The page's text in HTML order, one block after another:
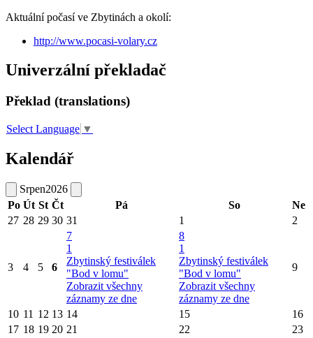
Aktuální počasí ve Zbytinách a okolí:
http://www.pocasi-volary.cz
Univerzální překladač
Překlad (translations)
Select Language ▼
Kalendář
Srpen2026
Po Út St Čt Pá So
Ne
27 28 29 30 31 1 2
3 4 5 6
7
1
Zbytinský festiválek
"Bod v lomu"
Zobrazit všechny
záznamy ze dne
8
1
Zbytinský festiválek
"Bod v lomu"
Zobrazit všechny
záznamy ze dne
9
10 11 12 13 14 15
16
17 18 19 20 21 22
23